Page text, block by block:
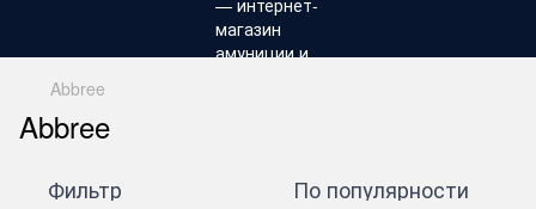
Abbree
Abbree
Фильтр По популярности